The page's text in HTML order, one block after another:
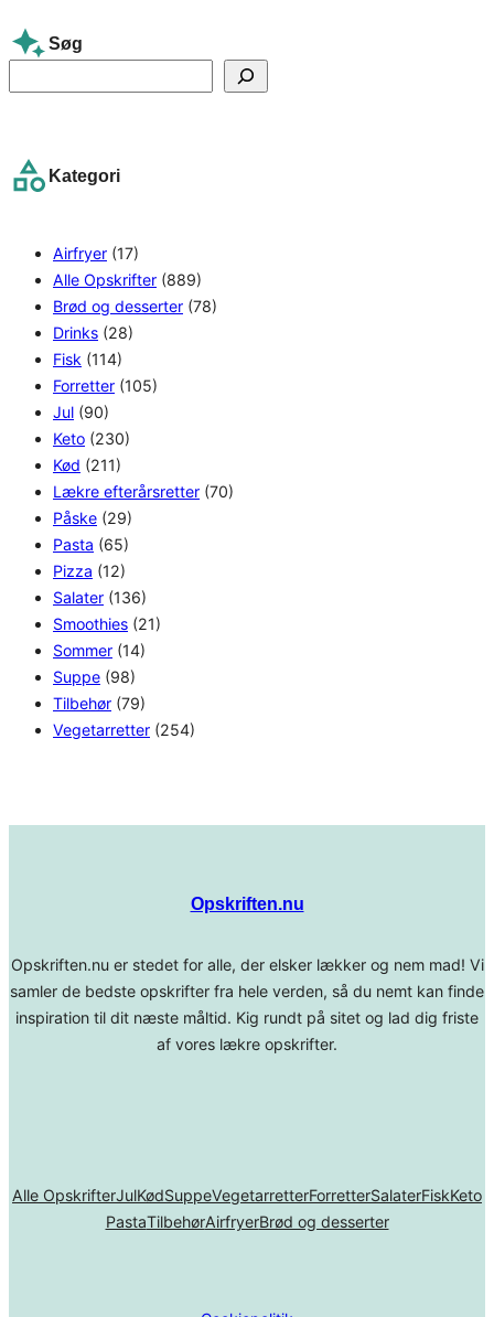
Søg
e
c
Kategori
Airfryer (17)
Alle Opskrifter (889)
Brød og desserter (78)
Drinks (28)
Fisk (114)
Forretter (105)
Jul (90)
Keto (230)
Kød (211)
Lækre efterårsretter (70)
Påske (29)
Pasta (65)
Pizza (12)
Salater (136)
Smoothies (21)
Sommer (14)
Suppe (98)
Tilbehør (79)
Vegetarretter (254)
Opskriften.nu
Opskriften.nu er stedet for alle, der elsker lækker og nem mad! Vi
samler de bedste opskrifter fra hele verden, så du nemt kan finde
inspiration til dit næste måltid. Kig rundt på sitet og lad dig friste
af vores lækre opskrifter.
Alle OpskrifterJulKødSuppeVegetarretterForretterSalaterFiskKeto
PastaTilbehørAirfryerBrød og desserter